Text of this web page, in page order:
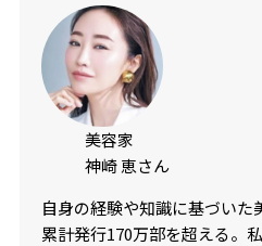
美容家
神崎 恵さん
自身の経験や知識に基づいた
累計発行170万部を超える。